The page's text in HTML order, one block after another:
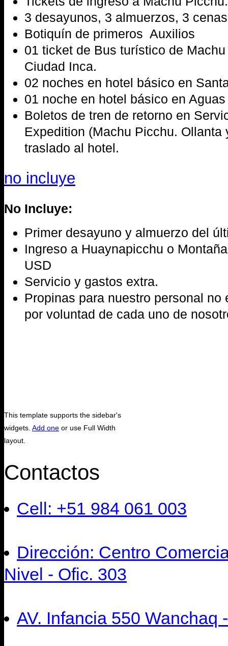
3 desayunos, 3 almuerzos, 3
Botiquín de primeros Auxilios
01 ticket de Bus turístico de
Ciudad Inca.
02 noches en hotel básico en
01 noche en hotel básico en
Boletos de tren de retorno en
Expedition (Machu Picchu. Ollanta
traslado al hotel.
no incluye
No Incluye:
Primer desayuno y almuerzo del
Ingreso a Huaynapicchu o
USD
Servicio y gastos extra.
Propinas para nuestro personal no
por voluntad de cada uno de
This template supports the sidebar's
widgets. Add one or use Full Width
layout.
Contactos
Cell: +51 984 061 003
Dirección: Centro
Nivel - Ofic. 303
AV. Infancia 550 Wanchaq